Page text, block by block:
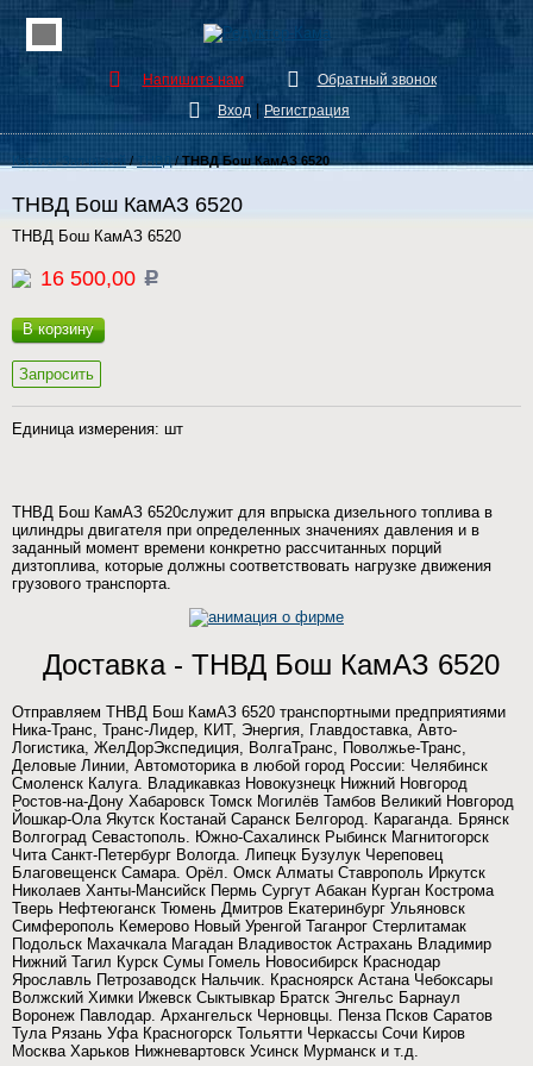
Напишите нам
Обратный звонок
Вход
Регистрация
Каталог Запчастей/ТНВД/ТНВД Бош КамАЗ 6520
ТНВД Бош КамАЗ 6520
ТНВД Бош КамАЗ 6520
16 500,00 c
В корзину
Запросить
Единица измерения: шт
ТНВД Бош КамАЗ 6520служит для впрыска дизельного топлива в
цилиндры двигателя при определенных значениях давления и в
заданный момент времени конкретно рассчитанных порций
дизтоплива, которые должны соответствовать нагрузке движения
грузового транспорта.
Доставка - ТНВД Бош КамАЗ 6520
Отправляем ТНВД Бош КамАЗ 6520 транспортными предприятиями
Ника-Транс, Транс-Лидер, КИТ, Энергия, Главдоставка, Авто-
Логистика, ЖелДорЭкспедиция, ВолгаТранс, Поволжье-Транс,
Деловые Линии, Автомоторика в любой город России: Челябинск
Смоленск Калуга. Владикавказ Новокузнецк Нижний Новгород
Ростов-на-Дону Хабаровск Томск Могилёв Тамбов Великий Новгород
Йошкар-Ола Якутск Костанай Саранск Белгород. Караганда. Брянск
Волгоград Севастополь. Южно-Сахалинск Рыбинск Магнитогорск
Чита Санкт-Петербург Вологда. Липецк Бузулук Череповец
Благовещенск Самара. Орёл. Омск Алматы Ставрополь Иркутск
Николаев Ханты-Мансийск Пермь Сургут Абакан Курган Кострома
Тверь Нефтеюганск Тюмень Дмитров Екатеринбург Ульяновск
Симферополь Кемерово Новый Уренгой Таганрог Стерлитамак
Подольск Махачкала Магадан Владивосток Астрахань Владимир
Нижний Тагил Курск Сумы Гомель Новосибирск Краснодар
Ярославль Петрозаводск Нальчик. Красноярск Астана Чебоксары
Волжский Химки Ижевск Сыктывкар Братск Энгельс Барнаул
Воронеж Павлодар. Архангельск Черновцы. Пенза Псков Саратов
Тула Рязань Уфа Красногорск Тольятти Черкассы Сочи Киров
Москва Харьков Нижневартовск Усинск Мурманск и т.д.